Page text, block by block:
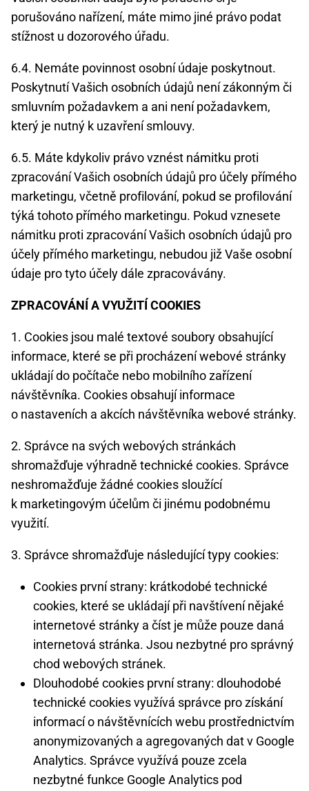
porušováno nařízení, máte mimo jiné právo podat
stížnost u dozorového úřadu.
6.4. Nemáte povinnost osobní údaje poskytnout.
Poskytnutí Vašich osobních údajů není zákonným či
smluvním požadavkem a ani není požadavkem,
který je nutný k uzavření smlouvy.
6.5. Máte kdykoliv právo vznést námitku proti
zpracování Vašich osobních údajů pro účely přímého
marketingu, včetně profilování, pokud se profilování
týká tohoto přímého marketingu. Pokud vznesete
námitku proti zpracování Vašich osobních údajů pro
účely přímého marketingu, nebudou již Vaše osobní
údaje pro tyto účely dále zpracovávány.
ZPRACOVÁNÍ A VYUŽITÍ COOKIES
1. Cookies jsou malé textové soubory obsahující
informace, které se při procházení webové stránky
ukládají do počítače nebo mobilního zařízení
návštěvníka. Cookies obsahují informace
o nastaveních a akcích návštěvníka webové stránky.
2. Správce na svých webových stránkách
shromažďuje výhradně technické cookies. Správce
neshromažďuje žádné cookies sloužící
k marketingovým účelům či jinému podobnému
využití.
3. Správce shromažďuje následující typy cookies:
Cookies první strany: krátkodobé technické
cookies, které se ukládají při navštívení nějaké
internetové stránky a číst je může pouze daná
internetová stránka. Jsou nezbytné pro správný
chod webových stránek.
Dlouhodobé cookies první strany: dlouhodobé
technické cookies využívá správce pro získání
informací o návštěvnících webu prostřednictvím
anonymizovaných a agregovaných dat v Google
Analytics. Správce využívá pouze zcela
nezbytné funkce Google Analytics pod